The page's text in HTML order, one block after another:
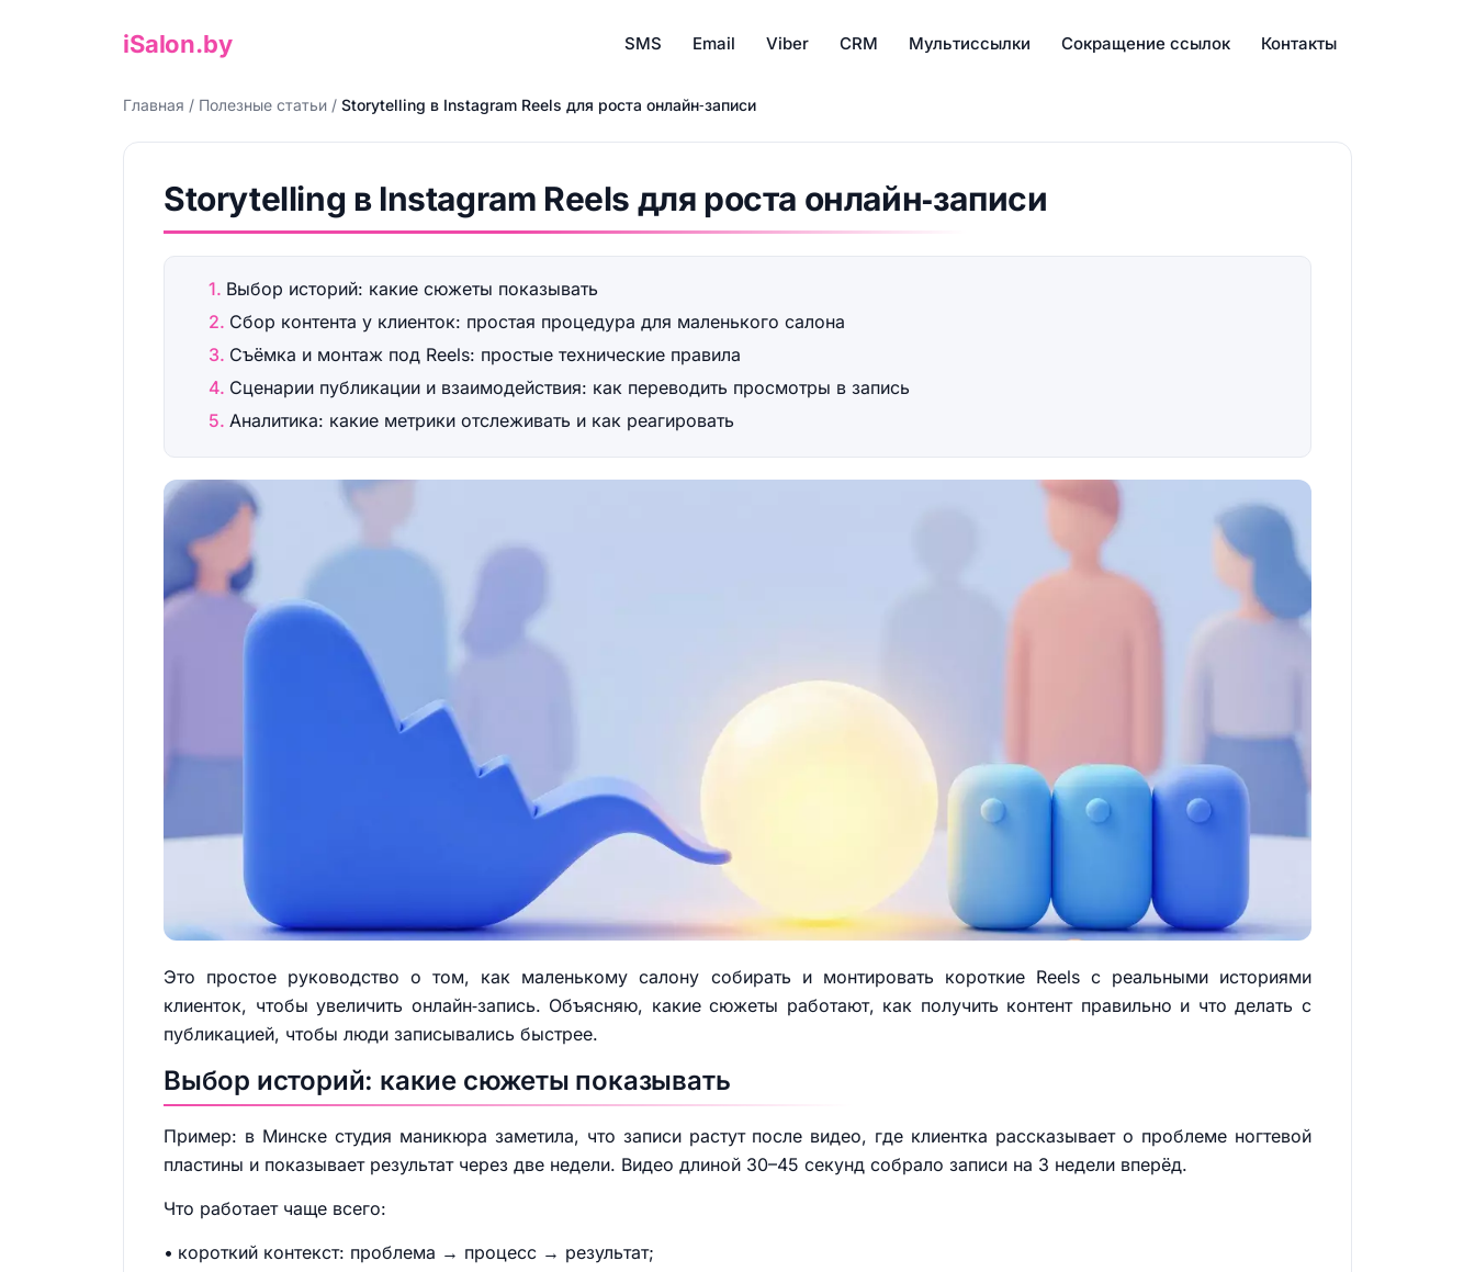
iSalon.by SMS Email Viber CRM Мультиссылки Сокращение ссылок Контакты
Главная / Полезные статьи / Storytelling в Instagram Reels для роста онлайн‑записи
Storytelling в Instagram Reels для роста онлайн‑записи
Выбор историй: какие сюжеты показывать
Сбор контента у клиенток: простая процедура для маленького салона
Съёмка и монтаж под Reels: простые технические правила
Сценарии публикации и взаимодействия: как переводить просмотры в запись
Аналитика: какие метрики отслеживать и как реагировать
Это простое руководство о том, как маленькому салону собирать и монтировать короткие Reels с реальными историями
клиенток, чтобы увеличить онлайн‑запись. Объясняю, какие сюжеты работают, как получить контент правильно и что делать с
публикацией, чтобы люди записывались быстрее.
Выбор историй: какие сюжеты показывать
Пример: в Минске студия маникюра заметила, что записи растут после видео, где клиентка рассказывает о проблеме ногтевой
пластины и показывает результат через две недели. Видео длиной 30–45 секунд собрало записи на 3 недели вперёд.
Что работает чаще всего:
короткий контекст: проблема → процесс → результат;